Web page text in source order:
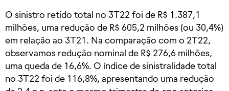
O sinistro retido total no 3T22 foi de R$ 1.387,1
milhões, uma redução de R$ 605,2 milhões (ou 30,4%)
em relação ao 3T21. Na comparação com o 2T22,
observamos redução nominal de R$ 276,6 milhões,
uma queda de 16,6%. O índice de sinistralidade total
no 3T22 foi de 116,8%, apresentando uma redução